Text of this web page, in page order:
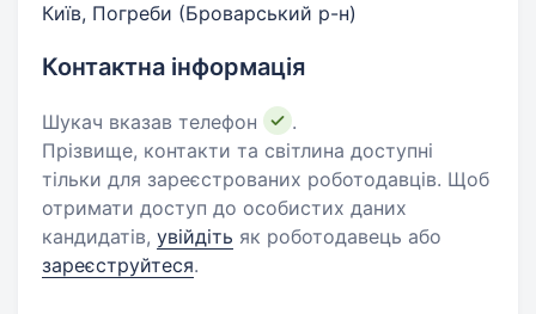
Київ, Погреби (Броварський р-н)
Контактна інформація
Шукач вказав телефон
.
Прізвище, контакти та світлина доступні
тільки для зареєстрованих роботодавців. Щоб
отримати доступ до особистих даних
кандидатів, увійдіть як роботодавець або
зареєструйтеся.